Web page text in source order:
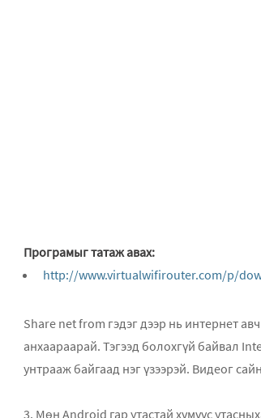
Програмыг татаж авах:
http://www.virtualwifirouter.com/p/
Share net from гэдэг дээр нь интернет авч байгаа
анхаараарай. Тэгээд болохгүй байвал Internet
унтрааж байгаад нэг үзээрэй. Видеог
3. Мөн Android гар утастай хүмүүс